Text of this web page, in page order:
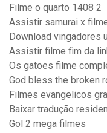
Filme o quarto 1408 2
Assistir samurai x
Download vingadores
Assistir filme fim da
Os gatoes filme
God bless the broken
Filmes evangelicos
Baixar tradução
Gol 2 mega filmes